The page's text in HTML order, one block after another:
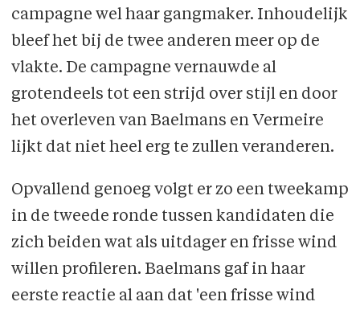
campagne wel haar gangmaker. Inhoudelijk
bleef het bij de twee anderen meer op de
vlakte. De campagne vernauwde al
grotendeels tot een strijd over stijl en door
het overleven van Baelmans en Vermeire
lijkt dat niet heel erg te zullen veranderen.
Opvallend genoeg volgt er zo een tweekamp
in de tweede ronde tussen kandidaten die
zich beiden wat als uitdager en frisse wind
willen profileren. Baelmans gaf in haar
eerste reactie al aan dat 'een frisse wind